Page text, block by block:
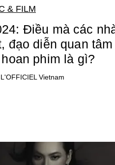
& FILM
Điều mà các
đạo diễn quan
phim là gì?
Vietnam